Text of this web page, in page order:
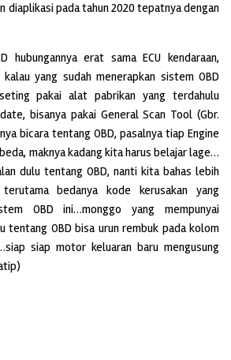
diaplikasi pada tahun 2020 tepatnya dengan
hubungannya erat sama ECU kendaraan,
kalau yang sudah menerapkan sistem OBD
pakai alat pabrikan yang terdahulu
bisanya pakai General Scan Tool (Gbr.
bicara tentang OBD, pasalnya tiap Engine
maknya kadang kita harus belajar lage…
dulu tentang OBD, nanti kita bahas lebih
bedanya kode kerusakan yang
OBD ini…monggo yang mempunyai
tentang OBD bisa urun rembuk pada kolom
siap motor keluaran baru mengusung